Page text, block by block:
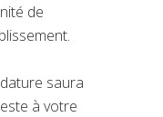
de
saura
à votre